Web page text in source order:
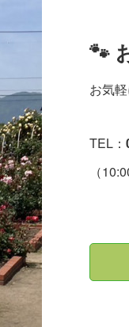
🐾
お気
TEL：
（